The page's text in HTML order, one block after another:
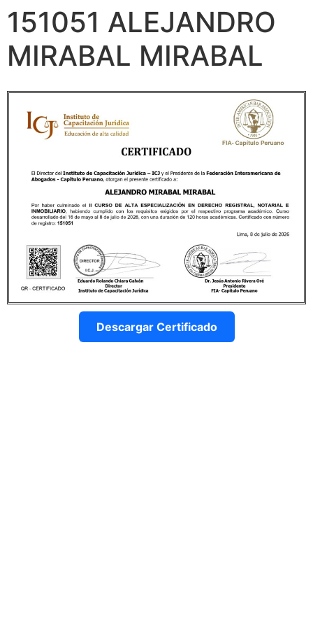
151051 ALEJANDRO
MIRABAL MIRABAL
Descargar Certificado